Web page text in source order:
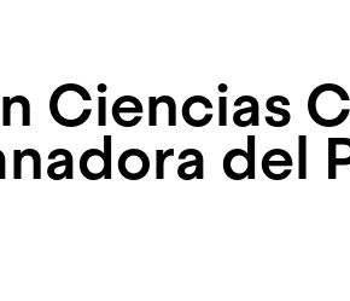
Ciencias
del